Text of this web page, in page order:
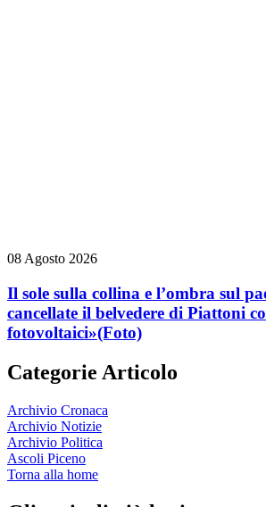
08 Agosto 2026
Il sole sulla collina e l’ombra sul
cancellate il belvedere di Piattoni
fotovoltaici»(Foto)
Categorie Articolo
Archivio Cronaca
Archivio Notizie
Archivio Politica
Ascoli Piceno
Torna alla home